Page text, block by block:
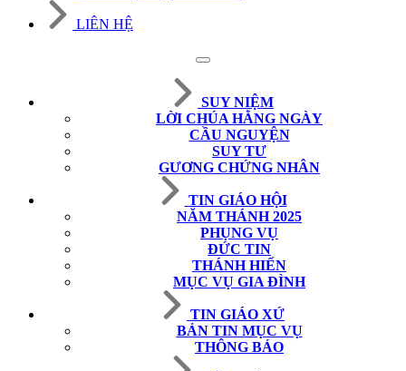
LIÊN HỆ
SUY NIỆM
LỜI CHÚA HẰNG NGÀY
CẦU NGUYỆN
SUY TƯ
GƯƠNG CHỨNG NHÂN
TIN GIÁO HỘI
NĂM THÁNH 2025
PHỤNG VỤ
ĐỨC TIN
THÁNH HIẾN
MỤC VỤ GIA ĐÌNH
TIN GIÁO XỨ
BẢN TIN MỤC VỤ
THÔNG BÁO